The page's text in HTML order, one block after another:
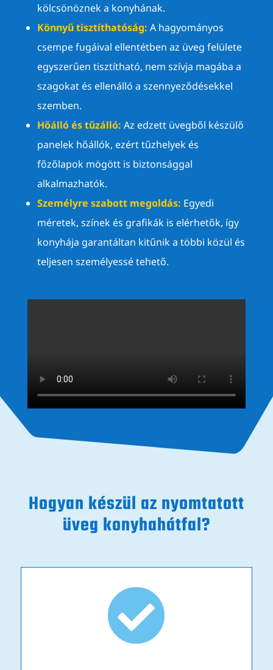
kölcsönöznek a konyhának.
Könnyű tisztíthatóság: A hagyományos
csempe fugáival ellentétben az üveg felülete
egyszerűen tisztítható, nem szívja magába a
szagokat és ellenálló a szennyeződésekkel
szemben.
Hőálló és tűzálló: Az edzett üvegből készülő
panelek hőállók, ezért tűzhelyek és
főzőlapok mögött is biztonsággal
alkalmazhatók.
Személyre szabott megoldás: Egyedi
méretek, színek és grafikák is elérhetők, így
konyhája garantáltan kitűnik a többi közül és
teljesen személyessé tehető.
Hogyan készül az nyomtatott
üveg konyhahátfal?
